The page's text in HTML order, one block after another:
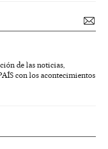
de las noticias,
con los acontecimientos